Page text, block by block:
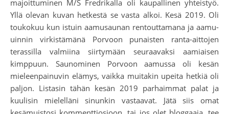
majoittuminen M/S Fredrikalla oli kaupallinen yhteistyö.
Yllä olevan kuvan hetkestä se vasta alkoi. Kesä 2019. Oli
toukokuu kun istuin aamusaunan rentouttamana ja aamu-
uinnin virkistämänä Porvoon punaisten ranta-aittojen
terassilla valmiina siirtymään seuraavaksi aamiaisen
kimppuun. Saunominen Porvoon aamussa oli kesän
mieleenpainuvin elämys, vaikka muitakin upeita hetkiä oli
paljon. Listasin tähän kesän 2019 parhaimmat palat ja
kuulisin mielelläni sinunkin vastaavat. Jätä siis omat